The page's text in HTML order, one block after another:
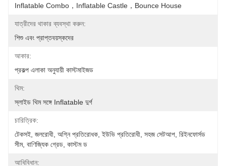
Inflatable Combo，Inflatable Castle，Bounce House
যাত্রীদের থাকার ব্যবস্থা করুন:
শিশু এবং প্রাপ্তবয়স্কদের
আকার:
প্রকল্প এলাকা অনুযায়ী কাস্টমাইজড
থিম:
স্লাইড থিম সঙ্গে Inflatable দুর্গ
চারিত্রিক:
টেকসই, জলরোধী, অগ্নি প্রতিরোধক, ইউভি প্রতিরোধী, সহজ সেটআপ, রিইনফোর্সড
সীম, বাণিজ্যিক গ্রেড, কাস্টম ড
আধিবিধান: